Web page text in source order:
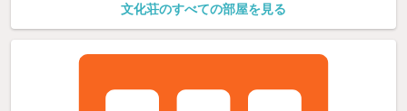
文化荘のすべての部屋を見る